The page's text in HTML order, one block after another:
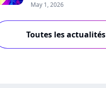
May 1, 2026
Toutes les actualités